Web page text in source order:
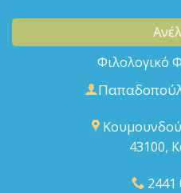
Φιλολογικό
43100,
2441